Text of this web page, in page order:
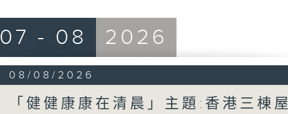
07 - 08 2026
08/08/2026
「健健康康在清晨」主題:香港三棟